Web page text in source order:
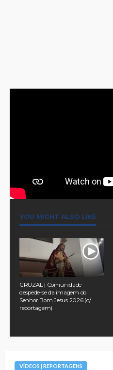
YOU MIGHT ALSO LIKE
CRUZAL | Comunidade
despede-se da imagem do
Senhor Bom Jesus 2026 (c/
reportagem)
VÍDEOS | REPORTAGENS